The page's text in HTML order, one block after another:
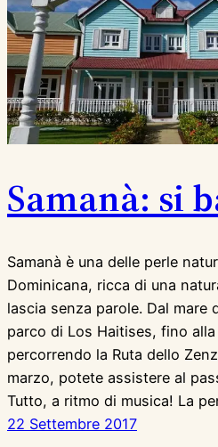
Samanà: si
Samanà è una delle perle
Dominicana, ricca di una
lascia senza parole. Dal mare
parco di Los Haitises, fino
percorrendo la Ruta dello
marzo, potete assistere al
Tutto, a ritmo di musica! La
22 Settembre 2017